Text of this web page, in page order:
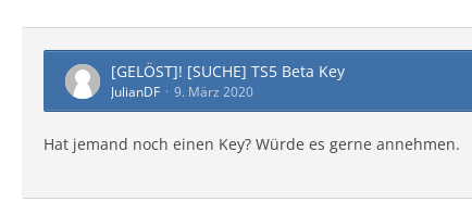
[GELÖST]! [SUCHE] TS5 Beta Key
JulianDF 9. März 2020
Hat jemand noch einen Key? Würde es gerne annehmen.